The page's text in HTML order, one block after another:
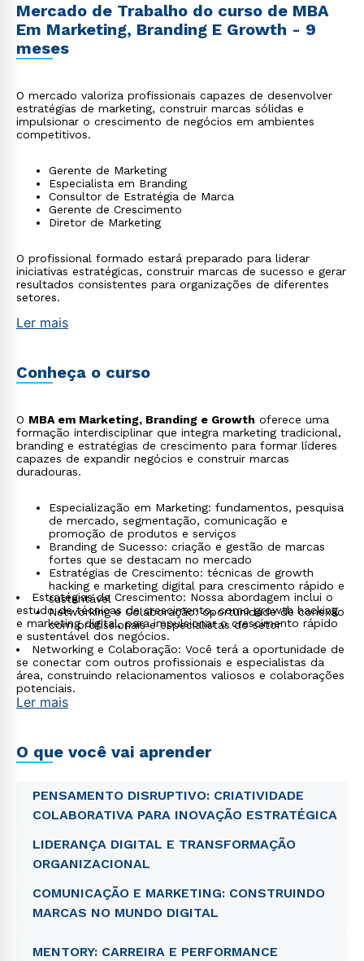
Mercado de Trabalho do curso de MBA
Em Marketing, Branding E Growth - 9
meses
O mercado valoriza profissionais capazes de desenvolver
estratégias de marketing, construir marcas sólidas e
impulsionar o crescimento de negócios em ambientes
competitivos.
Gerente de Marketing
Especialista em Branding
Consultor de Estratégia de Marca
Gerente de Crescimento
Diretor de Marketing
O profissional formado estará preparado para liderar
iniciativas estratégicas, construir marcas de sucesso e gerar
resultados consistentes para organizações de diferentes
setores.
Ler mais
Conheça o curso
O MBA em Marketing, Branding e Growth oferece uma
formação interdisciplinar que integra marketing tradicional,
branding e estratégias de crescimento para formar líderes
capazes de expandir negócios e construir marcas
duradouras.
Especialização em Marketing: fundamentos, pesquisa
de mercado, segmentação, comunicação e
promoção de produtos e serviços
Branding de Sucesso: criação e gestão de marcas
fortes que se destacam no mercado
Estratégias de Crescimento: técnicas de growth
hacking e marketing digital para crescimento rápido e
sustentável
Networking e Colaboração: oportunidade de conexão
com profissionais e especialistas do setor
Estratégias de Crescimento: Nossa abordagem inclui o
estudo de técnicas de crescimento, como growth hacking
e marketing digital, para impulsionar o crescimento rápido
e sustentável dos negócios.
Networking e Colaboração: Você terá a oportunidade de
se conectar com outros profissionais e especialistas da
área, construindo relacionamentos valiosos e colaborações
potenciais.
Ler mais
O que você vai aprender
PENSAMENTO DISRUPTIVO: CRIATIVIDADE
COLABORATIVA PARA INOVAÇÃO ESTRATÉGICA
LIDERANÇA DIGITAL E TRANSFORMAÇÃO
ORGANIZACIONAL
COMUNICAÇÃO E MARKETING: CONSTRUINDO
MARCAS NO MUNDO DIGITAL
MENTORY: CARREIRA E PERFORMANCE
Rápido e fácil